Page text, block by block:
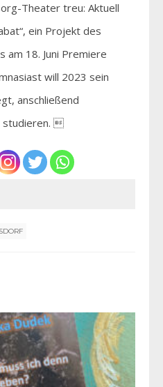
Theater treu: Aktuell
ein Projekt des
am 18. Juni Premiere
will 2023 sein
anschließend
studieren. 